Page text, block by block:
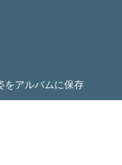
アルバムに保存